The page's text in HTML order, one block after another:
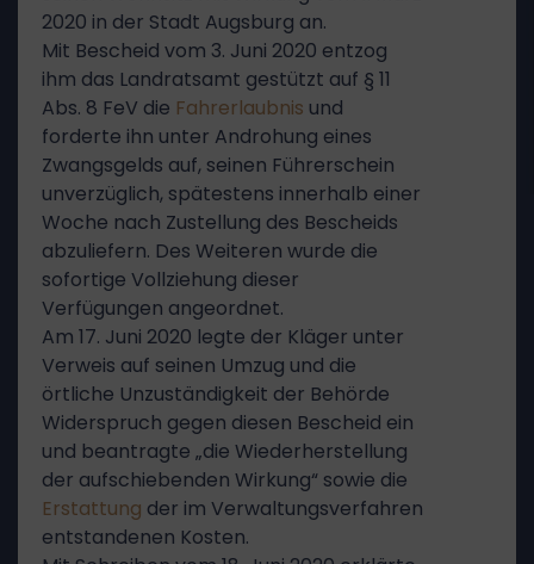
2020 in der Stadt Augsburg an.
Mit Bescheid vom 3. Juni 2020 entzog
ihm das Landratsamt gestützt auf § 11
Abs. 8 FeV die Fahrerlaubnis und
forderte ihn unter Androhung eines
Zwangsgelds auf, seinen Führerschein
unverzüglich, spätestens innerhalb einer
Woche nach Zustellung des Bescheids
abzuliefern. Des Weiteren wurde die
sofortige Vollziehung dieser
Verfügungen angeordnet.
Am 17. Juni 2020 legte der Kläger unter
Verweis auf seinen Umzug und die
örtliche Unzuständigkeit der Behörde
Widerspruch gegen diesen Bescheid ein
und beantragte „die Wiederherstellung
der aufschiebenden Wirkung“ sowie die
Erstattung der im Verwaltungsverfahren
entstandenen Kosten.